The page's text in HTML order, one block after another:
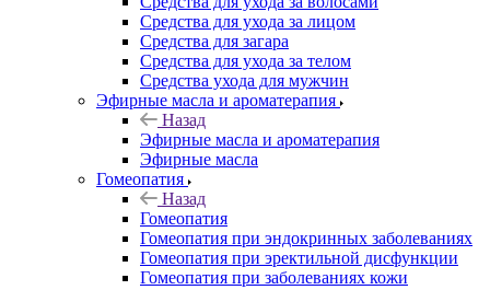
Средства для ухода за лицом
Средства для загара
Средства для ухода за телом
Средства ухода для мужчин
Эфирные масла и ароматерапия
Назад
Эфирные масла и ароматерапия
Эфирные масла
Гомеопатия
Назад
Гомеопатия
Гомеопатия при эндокринных заболеваниях
Гомеопатия при эректильной дисфункции
Гомеопатия при заболеваниях кожи